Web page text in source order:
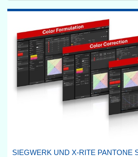
SIEGWERK UND X-RITE PANTONE